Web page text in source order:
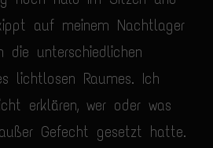
auf meinem Nachtlager
die unterschiedlichen
lichtlosen Raumes. Ich
erklären, wer oder was
Gefecht gesetzt hatte.